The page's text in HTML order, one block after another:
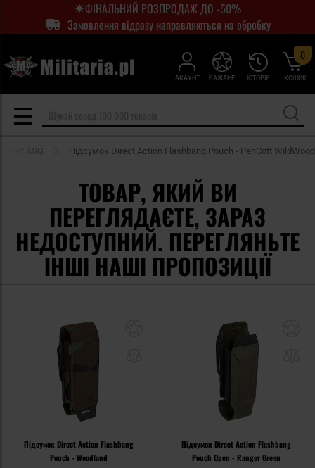
ФІНАЛЬНИЙ РОЗПРОДАЖ ДО -50%
Замовлення відразу направляються на обробку
АКАУНТ ІСТОРІЯ
БАЖАНЕ КОШИК
0
ASG Підсумок Direct Action Flashbang Pouch - PenCott WildWood
ТОВАР, ЯКИЙ ВИ
ПЕРЕГЛЯДАЄТЕ, ЗАРАЗ
НЕДОСТУПНИЙ. ПЕРЕГЛЯНЬТЕ
ІНШІ НАШІ ПРОПОЗИЦІЇ
Підсумок Direct Action Flashbang
Pouch - Woodland
Підсумок Direct Action Flashbang
Pouch Open - Ranger Green